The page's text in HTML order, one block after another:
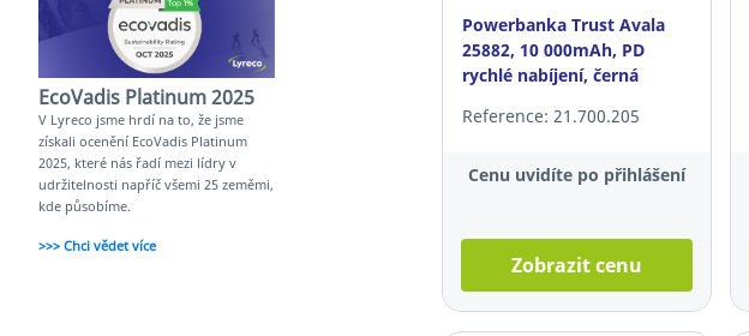
EcoVadis Platinum 2025
‌V Lyreco jsme hrdí na to, že jsme
získali ocenění EcoVadis Platinum
2025, které nás řadí mezi lídry v
udržitelnosti napříč všemi 25 zeměmi,
kde působíme.
>>> Chci vědet více
Powerbanka Trust Avala
25882, 10 000mAh, PD
rychlé nabíjení, černá
Reference: 21.700.205
Cenu uvidíte po přihlášení
Zobrazit cenu